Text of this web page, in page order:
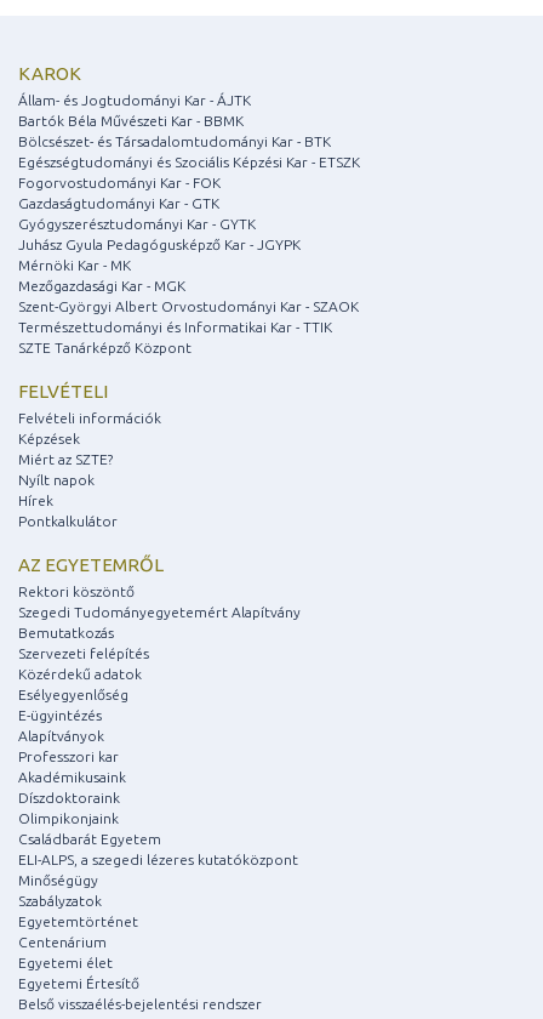
KAROK
Állam- és Jogtudományi Kar - ÁJTK
Bartók Béla Művészeti Kar - BBMK
Bölcsészet- és Társadalomtudományi Kar - BTK
Egészségtudományi és Szociális Képzési Kar - ETSZK
Fogorvostudományi Kar - FOK
Gazdaságtudományi Kar - GTK
Gyógyszerésztudományi Kar - GYTK
Juhász Gyula Pedagógusképző Kar - JGYPK
Mérnöki Kar - MK
Mezőgazdasági Kar - MGK
Szent-Györgyi Albert Orvostudományi Kar - SZAOK
Természettudományi és Informatikai Kar - TTIK
SZTE Tanárképző Központ
FELVÉTELI
Felvételi információk
Képzések
Miért az SZTE?
Nyílt napok
Hírek
Pontkalkulátor
AZ EGYETEMRŐL
Rektori köszöntő
Szegedi Tudományegyetemért Alapítvány
Bemutatkozás
Szervezeti felépítés
Közérdekű adatok
Esélyegyenlőség
E-ügyintézés
Alapítványok
Professzori kar
Akadémikusaink
Díszdoktoraink
Olimpikonjaink
Családbarát Egyetem
ELI-ALPS, a szegedi lézeres kutatóközpont
Minőségügy
Szabályzatok
Egyetemtörténet
Centenárium
Egyetemi élet
Egyetemi Értesítő
Belső visszaélés-bejelentési rendszer